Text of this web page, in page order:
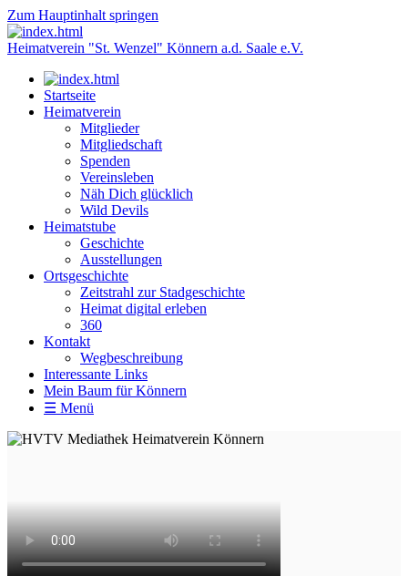
Zum Hauptinhalt springen
Heimatverein "St. Wenzel" Könnern a.d. Saale e.V.
Startseite
Heimatverein
Mitglieder
Mitgliedschaft
Spenden
Vereinsleben
Näh Dich glücklich
Wild Devils
Heimatstube
Geschichte
Ausstellungen
Ortsgeschichte
Zeitstrahl zur Stadgeschichte
Heimat digital erleben
360
Kontakt
Wegbeschreibung
Interessante Links
Mein Baum für Könnern
☰ Menü